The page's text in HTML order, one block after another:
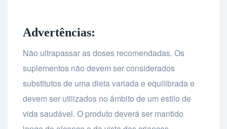
Advertências:
Não ultrapassar as doses recomendadas. Os
suplementos não devem ser considerados
substitutos de uma dieta variada e equilibrada e
devem ser utilizados no âmbito de um estilo de
vida saudável. O produto deverá ser mantido